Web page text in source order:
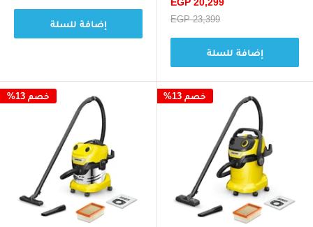
سعر
EGP 23,399
إضافة للسلة
إضافة للسلة
خصم 13% خصم 13%